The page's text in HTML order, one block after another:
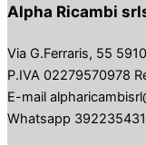
Alpha Ricambi
Via G.Ferraris, 55
P.IVA 02279570978
E-mail
Whatsapp